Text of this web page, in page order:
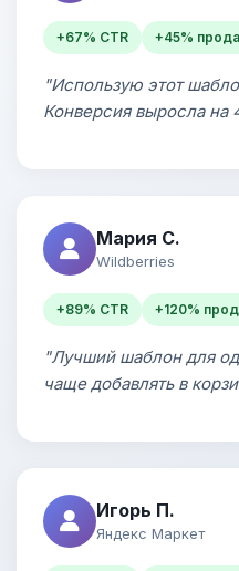
+67% CTR +45%
"Использую этот
Конверсия выросла
Мария С.
Wildberries
+89% CTR +120%
"Лучший шаблон для
чаще добавлять в
Игорь П.
Яндекс Маркет